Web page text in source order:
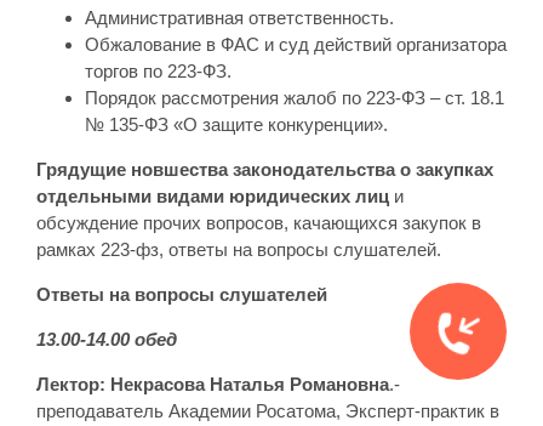
Административная ответственность.
Обжалование в ФАС и суд действий организатора
торгов по 223-ФЗ.
Порядок рассмотрения жалоб по 223-ФЗ – ст. 18.1
№ 135-ФЗ «О защите конкуренции».
Грядущие новшества законодательства о закупках
отдельными видами юридических лиц и
обсуждение прочих вопросов, качающихся закупок в
рамках 223-фз, ответы на вопросы слушателей.
Ответы на вопросы слушателей
13.00-14.00 обед
Лектор: Некрасова Наталья Романовна.-
преподаватель Академии Росатома, Эксперт-практик в